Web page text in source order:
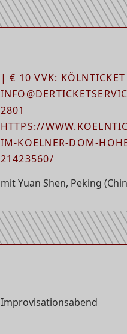
| € 10 VVK: KÖLNTICKET
2801
HTTPS://
IM-KOELNER-DOM-
21423560/
mit Yuan Shen, Peking
Improvisationsabend